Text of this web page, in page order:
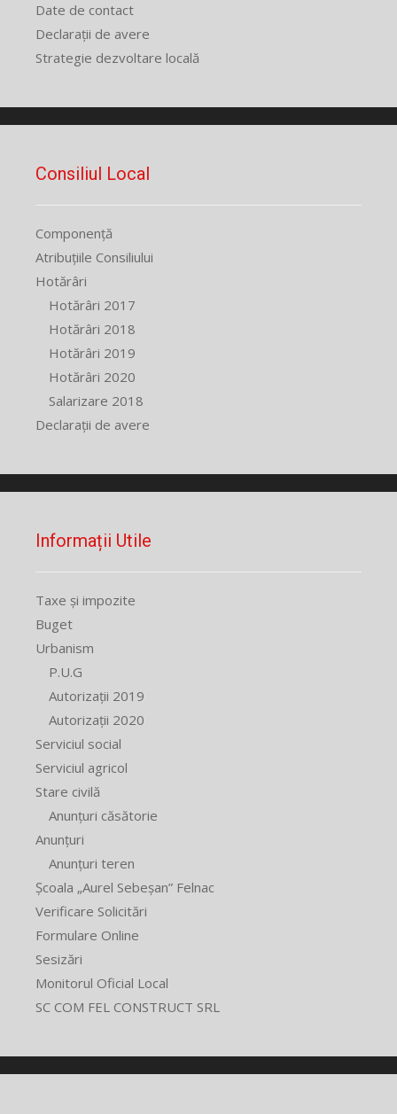
Date de contact
Declarații de avere
Strategie dezvoltare locală
Consiliul Local
Componență
Atribuțiile Consiliului
Hotărâri
Hotărâri 2017
Hotărâri 2018
Hotărâri 2019
Hotărâri 2020
Salarizare 2018
Declarații de avere
Informații Utile
Taxe și impozite
Buget
Urbanism
P.U.G
Autorizații 2019
Autorizații 2020
Serviciul social
Serviciul agricol
Stare civilă
Anunțuri căsătorie
Anunțuri
Anunțuri teren
Școala „Aurel Sebeșan” Felnac
Verificare Solicitări
Formulare Online
Sesizări
Monitorul Oficial Local
SC COM FEL CONSTRUCT SRL